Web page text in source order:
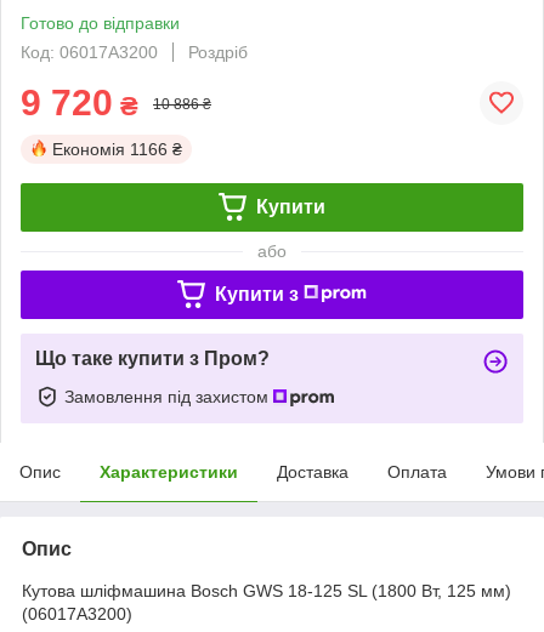
Готово до відправки
Код: 06017A3200
Роздріб
9 720 ₴ 10 886 ₴
Економія 1166 ₴
Купити
або
Купити з
Що таке купити з Пром?
Замовлення під захистом
Опис Характеристики Доставка Оплата Умови
Опис
Кутова шліфмашина Bosch GWS 18-125 SL (1800 Вт, 125 мм)
(06017A3200)